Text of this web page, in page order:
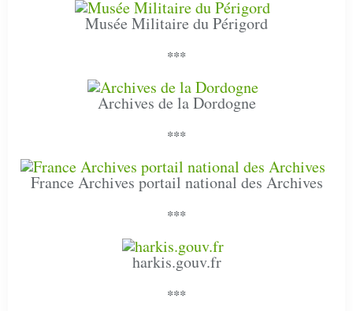
Musée Militaire du Périgord
***
Archives de la Dordogne
***
France Archives portail national des Archives
***
harkis.gouv.fr
***